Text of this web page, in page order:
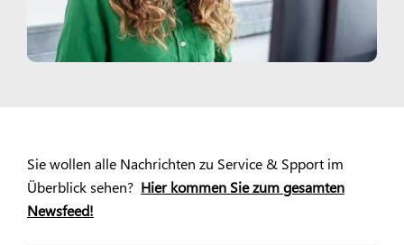
Sie wollen alle Nachrichten zu Service & Spport im
Überblick sehen? Hier kommen Sie zum gesamten
Newsfeed!